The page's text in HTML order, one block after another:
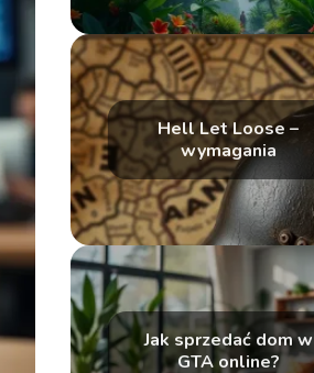
Hell Let Loose –
wymagania
Jak sprzedać dom w
GTA online?